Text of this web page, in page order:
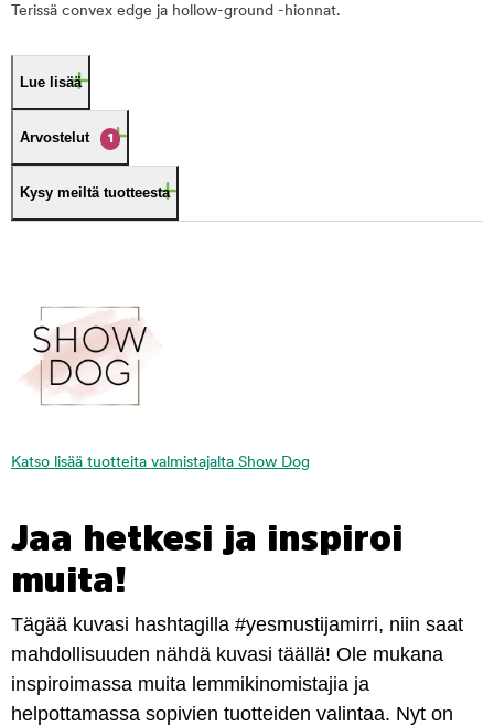
Terissä convex edge ja hollow-ground -hionnat.
Lue lisää
Arvostelut 1
Kysy meiltä tuotteesta
Katso lisää tuotteita valmistajalta Show Dog
Jaa hetkesi ja inspiroi
muita!
Tägää kuvasi hashtagilla #yesmustijamirri, niin saat
mahdollisuuden nähdä kuvasi täällä! Ole mukana
inspiroimassa muita lemmikinomistajia ja
helpottamassa sopivien tuotteiden valintaa. Nyt on